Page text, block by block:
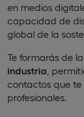
en medios
capacidad de
global de la
Te formarás de
industria ,
contactos que
profesionales.